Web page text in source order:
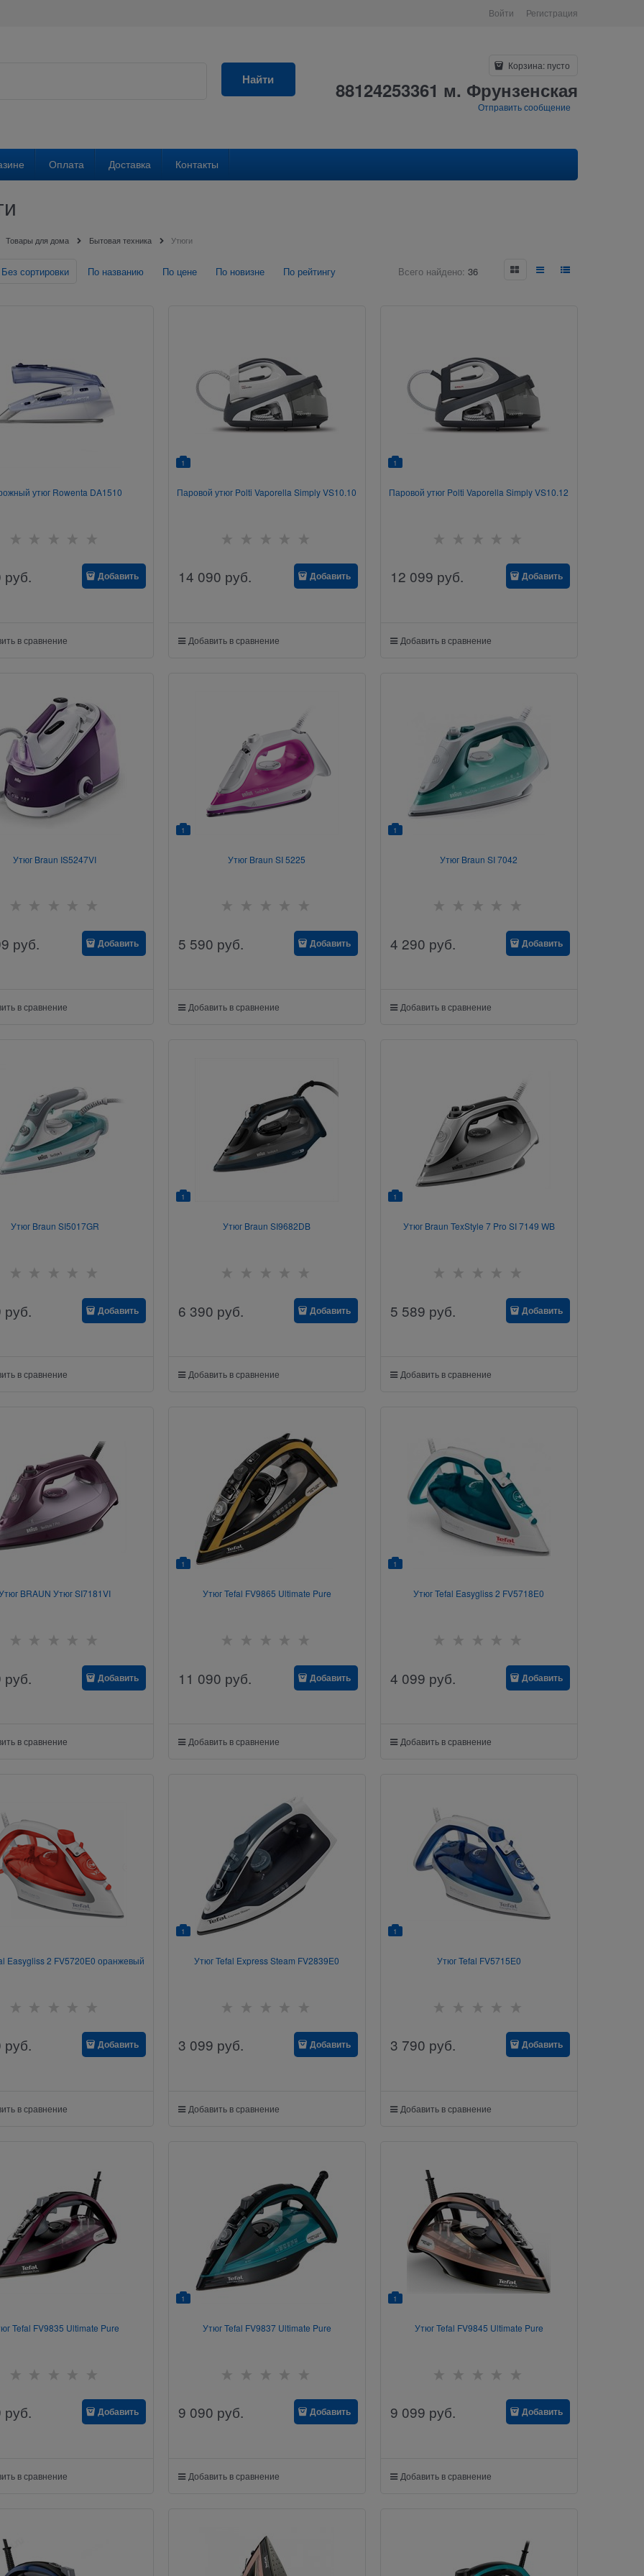
Войти Регистрация
Найти
Корзина: пусто
88124253361 м. Фрунзенская
Отправить сообщение
Оплата Доставка Контакты
Товары для дома Бытовая техника Утюги
Без сортировки По названию По цене По новизне По рейтингу Всего найдено: 36
утюг Rowenta DA1510
руб. Добавить
в сравнение
1
Паровой утюг Polti Vaporella Simply VS10.10
14 090 руб. Добавить
Добавить в сравнение
1
Паровой утюг Polti Vaporella Simply VS10.12
12 099 руб. Добавить
Добавить в сравнение
Утюг Braun IS5247VI
руб. Добавить
в сравнение
1
Утюг Braun SI 5225
5 590 руб. Добавить
Добавить в сравнение
1
Утюг Braun SI 7042
4 290 руб. Добавить
Добавить в сравнение
Утюг Braun SI5017GR
руб. Добавить
в сравнение
1
Утюг Braun SI9682DB
6 390 руб. Добавить
Добавить в сравнение
1
Утюг Braun TexStyle 7 Pro SI 7149 WB
5 589 руб. Добавить
Добавить в сравнение
BRAUN Утюг SI7181VI
руб. Добавить
в сравнение
1
Утюг Tefal FV9865 Ultimate Pure
11 090 руб. Добавить
Добавить в сравнение
1
Утюг Tefal Easygliss 2 FV5718E0
4 099 руб. Добавить
Добавить в сравнение
Easygliss 2 FV5720E0 оранжевый
руб. Добавить
в сравнение
1
Утюг Tefal Express Steam FV2839E0
3 099 руб. Добавить
Добавить в сравнение
1
Утюг Tefal FV5715E0
3 790 руб. Добавить
Добавить в сравнение
Tefal FV9835 Ultimate Pure
руб. Добавить
в сравнение
1
Утюг Tefal FV9837 Ultimate Pure
9 090 руб. Добавить
Добавить в сравнение
1
Утюг Tefal FV9845 Ultimate Pure
9 099 руб. Добавить
Добавить в сравнение